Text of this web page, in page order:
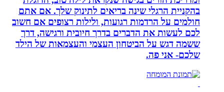
בהקניית הרגלי שינה בריאים לתינוק שלך. אם אתם
חולמים על הרדמות רגועות, ולילות רצופים אם חשוב
לכם לעשות את הדברים בדרך חיובית ורגישה, דרך
ששמה דגש על הביטחון העצמי והעצמאות של הילד
שלכם- אני פה.